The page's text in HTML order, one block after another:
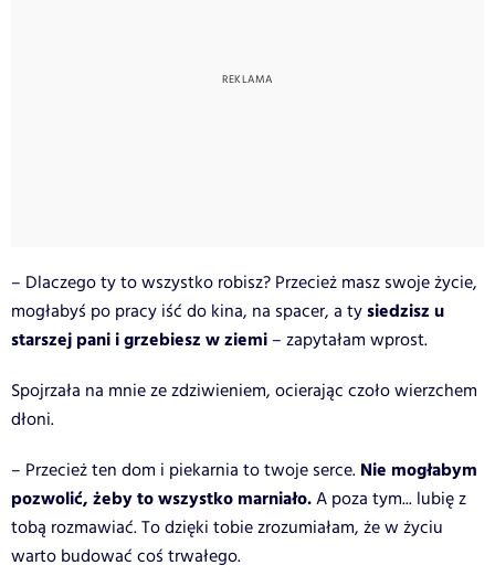
– Dlaczego ty to wszystko robisz? Przecież masz swoje życie,
mogłabyś po pracy iść do kina, na spacer, a tysiedzisz u
starszej pani i grzebiesz w ziemi – zapytałam wprost.
Spojrzała na mnie ze zdziwieniem, ocierając czoło wierzchem
dłoni.
– Przecież ten dom i piekarnia to twoje serce. Nie mogłabym
pozwolić, żeby to wszystko marniało.A poza tym... lubię z
tobą rozmawiać. To dzięki tobie zrozumiałam, że w życiu
warto budować coś trwałego.